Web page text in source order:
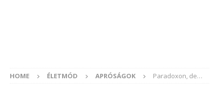
HOME ÉLETMÓD APRÓSÁGOK Paradoxon, de…